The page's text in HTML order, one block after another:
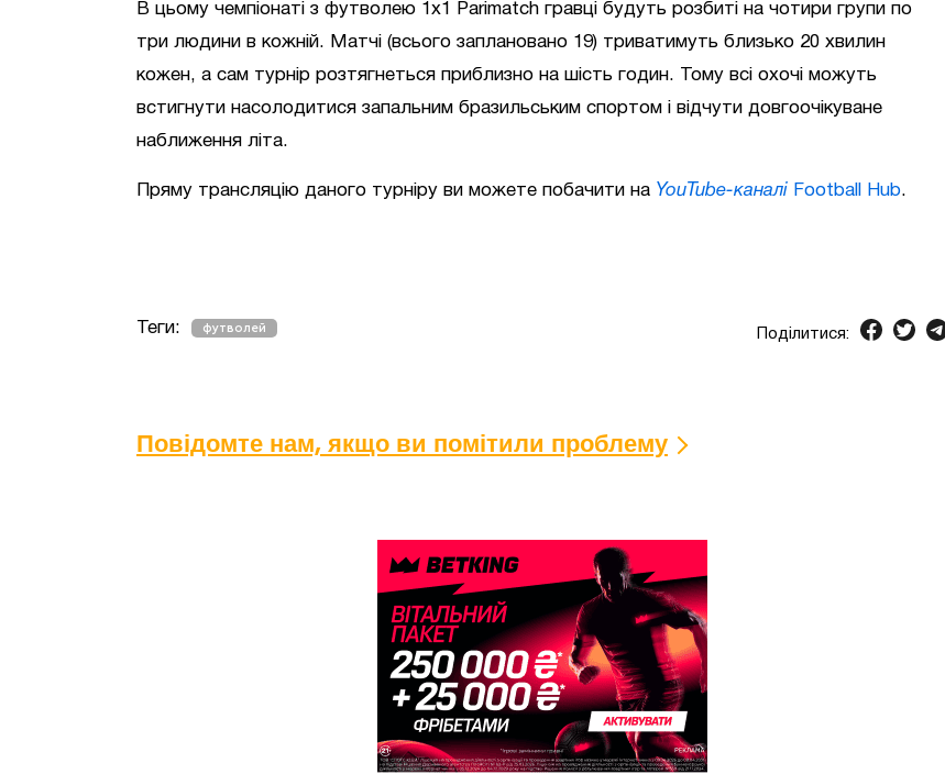
В цьому чемпіонаті з футволею 1х1 Parimatch гравці будуть розбиті на чотири групи по
три людини в кожній. Матчі (всього заплановано 19) триватимуть близько 20 хвилин
кожен, а сам турнір розтягнеться приблизно на шість годин. Тому всі охочі можуть
встигнути насолодитися запальним бразильським спортом і відчути довгоочікуване
наближення літа.
Пряму трансляцію даного турніру ви можете побачити на YouTube-каналі Football Hub.
Теги: футволей Поділитися:
Повідомте нам, якщо ви помітили проблему